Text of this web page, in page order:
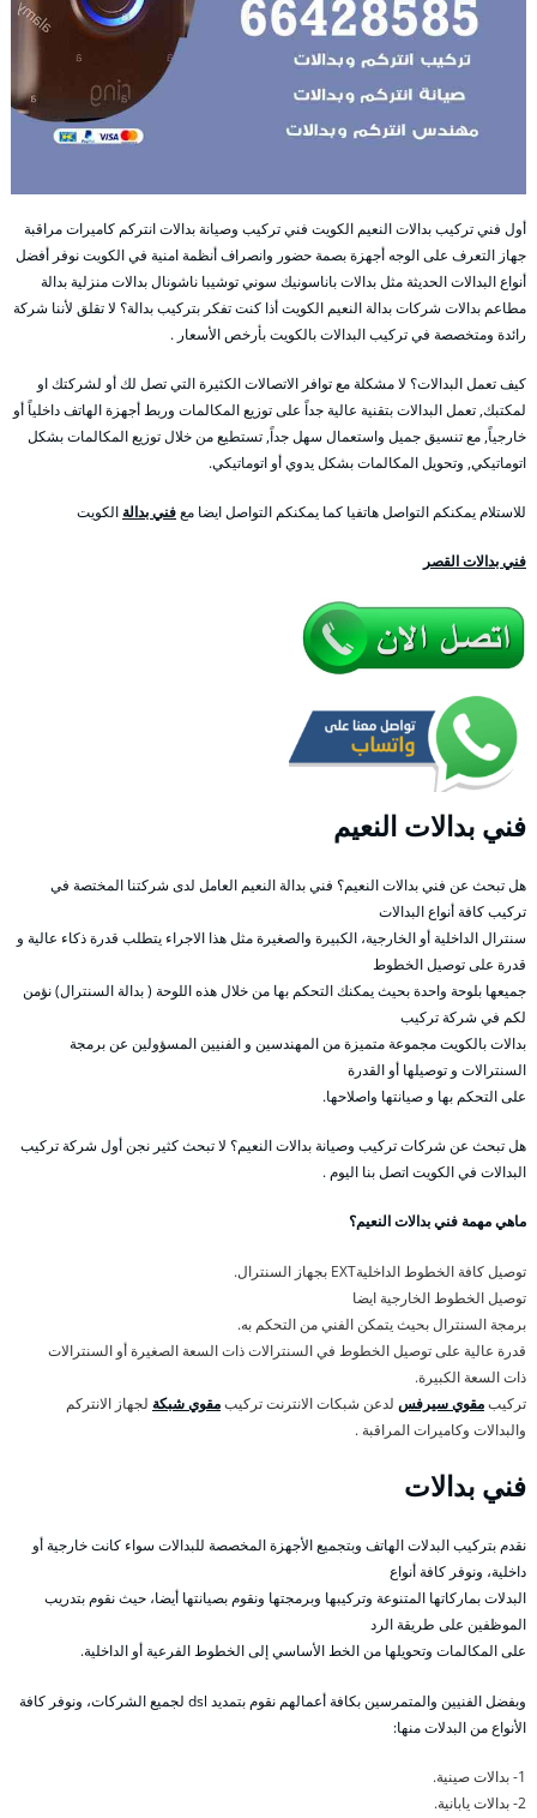
أول فني تركيب بدالات النعيم الكويت فني تركيب وصيانة بدالات انتركم كاميرات مراقبة
جهاز التعرف على الوجه أجهزة بصمة حضور وانصراف أنظمة امنية في الكويت نوفر أفضل
أنواع البدالات الحديثة مثل بدالات باناسونيك سوني توشيبا ناشونال بدالات منزلية بدالة
مطاعم بدالات شركات بدالة النعيم الكويت أذا كنت تفكر بتركيب بدالة؟ لا تقلق لأننا شركة
رائدة ومتخصصة في تركيب البدالات بالكويت بأرخص الأسعار .
كيف تعمل البدالات؟ لا مشكلة مع توافر الاتصالات الكثيرة التي تصل لك أو لشركتك او
لمكتبك, تعمل البدالات بتقنية عالية جداً على توزيع المكالمات وربط أجهزة الهاتف داخلياً أو
خارجياً, مع تنسيق جميل واستعمال سهل جداً, تستطيع من خلال توزيع المكالمات بشكل
اتوماتيكي, وتحويل المكالمات بشكل يدوي أو اتوماتيكي.
للاستلام يمكنكم التواصل هاتفيا كما يمكنكم التواصل ايضا معفني بدالة الكويت
فني بدالات القصر
فني بدالات النعيم
هل تبحث عن فني بدالات النعيم؟ فني بدالة النعيم العامل لدى شركتنا المختصة في
تركيب كافة أنواع البدالات
سنترال الداخلية أو الخارجية، الكبيرة والصغيرة مثل هذا الاجراء يتطلب قدرة ذكاء عالية و
قدرة على توصيل الخطوط
جميعها بلوحة واحدة بحيث يمكنك التحكم بها من خلال هذه اللوحة ( بدالة السنترال) نؤمن
لكم في شركة تركيب
بدالات بالكويت مجموعة متميزة من المهندسين و الفنيين المسؤولين عن برمجة
السنترالات و توصيلها أو القدرة
على التحكم بها و صيانتها واصلاحها.
هل تبحث عن شركات تركيب وصيانة بدالات النعيم؟ لا تبحث كثير نجن أول شركة تركيب
البدالات في الكويت اتصل بنا اليوم .
ماهي مهمة فني بدالات النعيم؟
توصيل كافة الخطوط الداخليةEXT بجهاز السنترال.
توصيل الخطوط الخارجية ايضا
برمجة السنترال بحيث يتمكن الفني من التحكم به.
قدرة عالية على توصيل الخطوط في السنترالات ذات السعة الصغيرة أو السنترالات
ذات السعة الكبيرة.
تركيبمقوي سيرفس لدعن شبكات الانترنت تركيبمقوي شبكة لجهاز الانتركم
والبدالات وكاميرات المراقبة .
فني بدالات
نقدم بتركيب البدلات الهاتف وبتجميع الأجهزة المخصصة للبدالات سواء كانت خارجية أو
داخلية، ونوفر كافة أنواع
البدلات بماركاتها المتنوعة وتركيبها وبرمجتها ونقوم بصيانتها أيضا، حيث نقوم بتدريب
الموظفين على طريقة الرد
على المكالمات وتحويلها من الخط الأساسي إلى الخطوط الفرعية أو الداخلية.
وبفضل الفنيين والمتمرسين بكافة أعمالهم نقوم بتمديد dsl لجميع الشركات، ونوفر كافة
الأنواع من البدلات منها:
1- بدالات صينية.
2- بدالات يابانية.